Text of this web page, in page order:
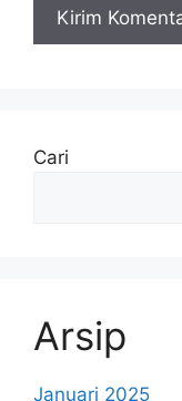
Cari
Arsip
Januari 2025